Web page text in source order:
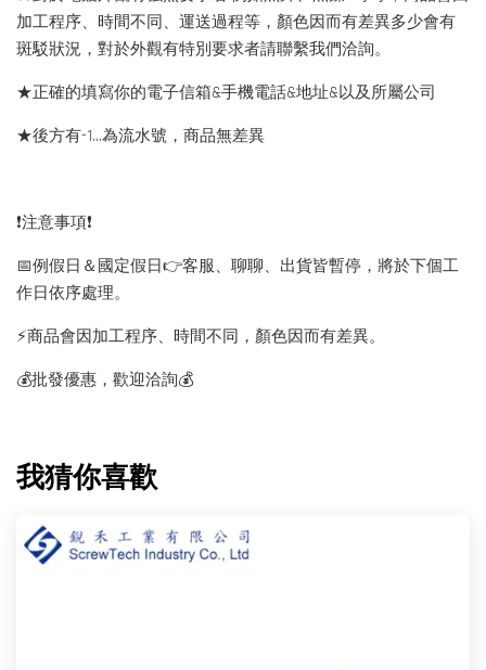
加工程序、時間不同、運送過程等，顏色因而有差異多少會有
斑駁狀況，對於外觀有特別要求者請聯繫我們洽詢。
★正確的填寫你的電子信箱&手機電話&地址&以及所屬公司
★後方有-1…為流水號，商品無差異
❗️注意事項❗️
📅例假日＆國定假日👉客服、聊聊、出貨皆暫停，將於下個工
作日依序處理。
⚡️商品會因加工程序、時間不同，顏色因而有差異。
💰批發優惠，歡迎洽詢💰
我猜你喜歡